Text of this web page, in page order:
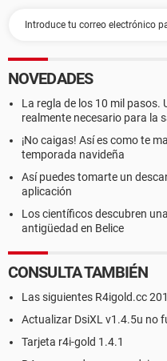
NOVEDADES
La regla de los 10 mil pasos.
realmente necesario para la
¡No caigas! Así es como te
temporada navideña
Así puedes tomarte un
aplicación
Los científicos descubren
antigüedad en Belice
CONSULTA TAMBIÉN
Las siguientes R4igold.cc
Actualizar DsiXL v1.4.5u no
Tarjeta r4i-gold 1.4.1